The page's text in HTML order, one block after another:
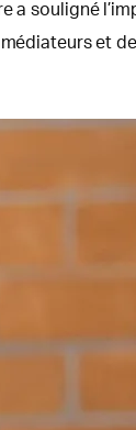
a souligné
et